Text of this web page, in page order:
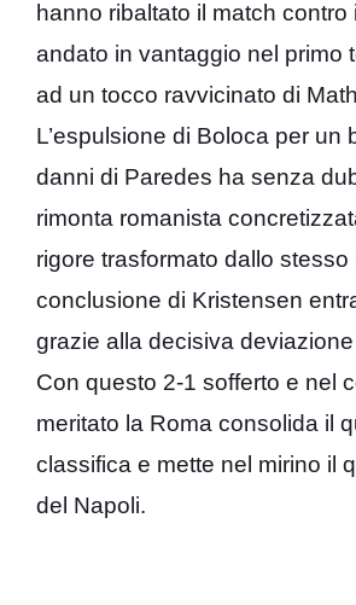
hanno ribaltato il match contro
andato in vantaggio nel primo
ad un tocco ravvicinato di
L’espulsione di Boloca per un
danni di Paredes ha senza
rimonta romanista
rigore trasformato dallo
conclusione di Kristensen
grazie alla decisiva
Con questo 2-1 sofferto e nel
meritato la Roma consolida il
classifica e mette nel mirino il
del Napoli.